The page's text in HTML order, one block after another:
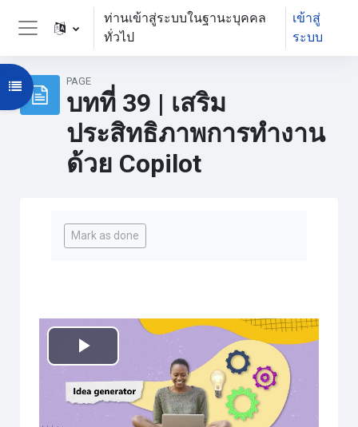
ข้ามไปที่เนื้อหาหลัก
Side panel
ท่านเข้าสู่ระบบในฐานะบุคคล
ทั่วไป
เข้าสู่
ระบบ
PAGE
บทที่ 39 | เสริม
ประสิทธิภาพการทำงาน
ด้วย Copilot
Open course index
Mark as done
เล่น
วิดีโอ